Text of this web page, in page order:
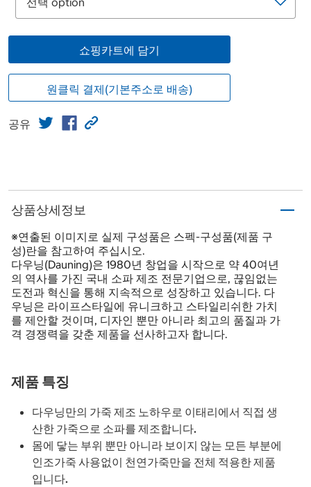
쇼핑카트에 담기
원클릭 결제(기본주소로 배송)
공유
상품상세정보
※연출된 이미지로 실제 구성품은 스펙-구성품(제품 구
성)란을 참고하여 주십시오.
다우닝(Dauning)은 1980년 창업을 시작으로 약 40여년
의 역사를 가진 국내 소파 제조 전문기업으로, 끊임없는
도전과 혁신을 통해 지속적으로 성장하고 있습니다. 다
우닝은 라이프스타일에 유니크하고 스타일리쉬한 가치
를 제안할 것이며, 디자인 뿐만 아니라 최고의 품질과 가
격 경쟁력을 갖춘 제품을 선사하고자 합니다.
제품 특징
다우닝만의 가죽 제조 노하우로 이태리에서 직접 생
산한 가죽으로 소파를 제조합니다.
몸에 닿는 부위 뿐만 아니라 보이지 않는 모든 부분에
인조가죽 사용없이 천연가죽만을 전체 적용한 제품
입니다.